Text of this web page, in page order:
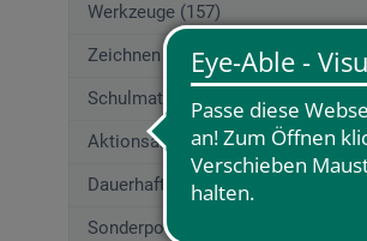
Werkzeuge (157)
Zeichnen (662)
Schulmaterial (54)
Aktionsangebote (29)
Dauerhaft Günstig
Sonderposten